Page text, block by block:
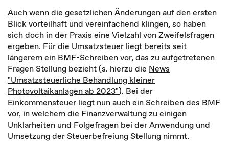
Auch wenn die gesetzlichen Änderungen auf den ersten
Blick vorteilhaft und vereinfachend klingen, so haben
sich doch in der Praxis eine Vielzahl von Zweifelsfragen
ergeben. Für die Umsatzsteuer liegt bereits seit
längerem ein BMF-Schreiben vor, das zu aufgetretenen
Fragen Stellung bezieht (s. hierzu die News
"Umsatzsteuerliche Behandlung kleiner
Photovoltaikanlagen ab 2023"). Bei der
Einkommensteuer liegt nun auch ein Schreiben des BMF
vor, in welchem die Finanzverwaltung zu einigen
Unklarheiten und Folgefragen bei der Anwendung und
Umsetzung der Steuerbefreiung Stellung nimmt.